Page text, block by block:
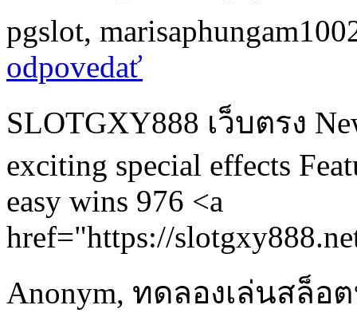
pgslot,
odpovedať
SLOTGXY888 เว็บตรง
exciting special effects
easy wins 976 <a
href="https://
Anonym, ทดลองเล่นสล็อ